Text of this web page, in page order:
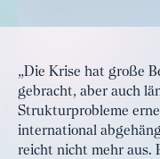
„Die Krise hat große
gebracht, aber auch
Strukturprobleme
international
reicht nicht mehr aus.